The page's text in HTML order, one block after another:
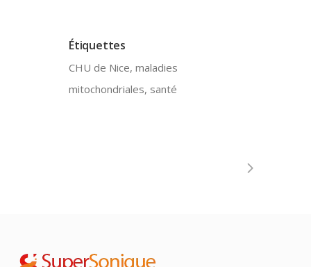
Étiquettes
CHU de Nice, maladies
mitochondriales, santé